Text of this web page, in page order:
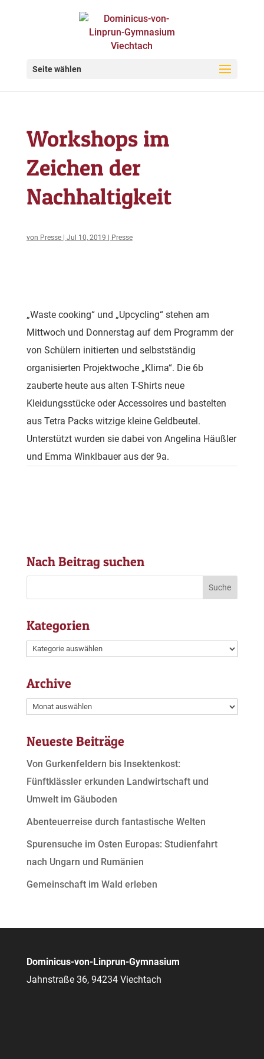
Seite wählen
Workshops im
Zeichen der
Nachhaltigkeit
von Presse| Jul 10, 2019 Presse
„Waste cooking“ und „Upcycling“ stehen am
Mittwoch und Donnerstag auf dem Programm der
von Schülern initierten und selbstständig
organisierten Projektwoche „Klima“. Die 6b
zauberte heute aus alten T-Shirts neue
Kleidungsstücke oder Accessoires und bastelten
aus Tetra Packs witzige kleine Geldbeutel.
Unterstützt wurden sie dabei von Angelina Häußler
und Emma Winklbauer aus der 9a.
Nach Beitrag suchen
Kategorien
Kategorien
Archive
Archive
Neueste Beiträge
Von Gurkenfeldern bis Insektenkost:
Fünftklässler erkunden Landwirtschaft und
Umwelt im Gäuboden
Abenteuerreise durch fantastische Welten
Spurensuche im Osten Europas: Studienfahrt
nach Ungarn und Rumänien
Gemeinschaft im Wald erleben
Dominicus-von-Linprun-Gymnasium
Jahnstraße 36, 94234 Viechtach